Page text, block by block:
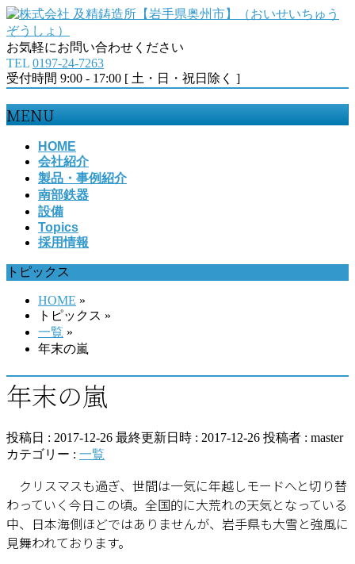
お気軽にお問い合わせください
TEL 0197-24-7263
受付時間 9:00 - 17:00 [ 土・日・祝日除く ]
MENU
す
HOME
会社紹介
製品・事例紹介
南部鉄器
設備
Topics
採用情報
トピックス
HOME »
トピックス »
一覧 »
年末の嵐
年末の嵐
投稿日 : 2017-12-26 最終更新日時 : 2017-12-26 投稿者 : master
カテゴリー : 一覧
クリスマスも過ぎ、世間は一気に年越しモードへと切り替
わっていく今日この頃。全国的に大荒れの天気となっている
中、日本海側ほどではありませんが、岩手県も大雪と強風に
見舞われております。